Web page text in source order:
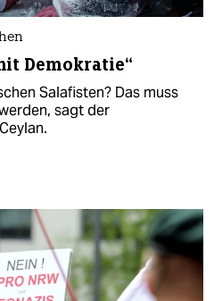
Demokratie“
Salafisten? Das muss
sagt der